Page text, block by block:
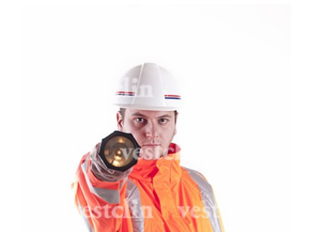
Nuestra fabrica
Clientes